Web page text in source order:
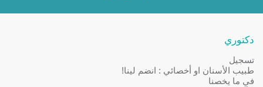
دكتوري
تسجيل
طبيب الأسنان او أخصائي : انضم لينا!
في ما يخصنا